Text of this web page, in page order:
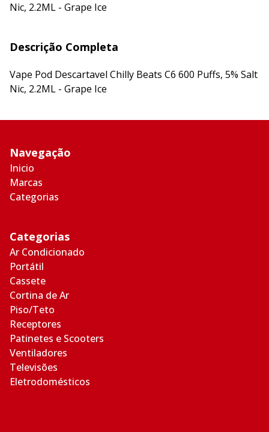
Nic, 2.2ML - Grape Ice
Descrição Completa
Vape Pod Descartavel Chilly Beats C6 600 Puffs, 5% Salt
Nic, 2.2ML - Grape Ice
Navegação
Inicio
Marcas
Categorias
Categorias
Ar Condicionado
Portátil
Cassete
Cortina de Ar
Piso/Teto
Receptores
Patinetes e Scooters
Ventiladores
Televisões
Eletrodomésticos